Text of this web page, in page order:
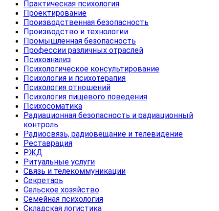
Практическая психология
Проектирование
Производственная безопасность
Производство и технологии
Промышленная безопасность
Профессии различных отраслей
Психоанализ
Психологическое консультирование
Психология и психотерапия
Психология отношений
Психология пищевого поведения
Психосоматика
Радиационная безопасность и радиационный
контроль
Радиосвязь, радиовещание и телевидение
Реставрация
РЖД
Ритуальные услуги
Связь и телекоммуникации
Секретарь
Сельское хозяйство
Семейная психология
Складская логистика